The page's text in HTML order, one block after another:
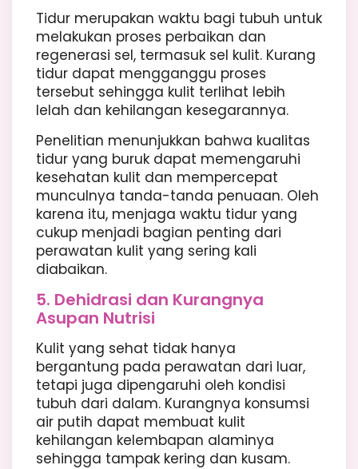
Tidur merupakan waktu bagi tubuh untuk
melakukan proses perbaikan dan
regenerasi sel, termasuk sel kulit. Kurang
tidur dapat mengganggu proses
tersebut sehingga kulit terlihat lebih
lelah dan kehilangan kesegarannya.
Penelitian menunjukkan bahwa kualitas
tidur yang buruk dapat memengaruhi
kesehatan kulit dan mempercepat
munculnya tanda-tanda penuaan. Oleh
karena itu, menjaga waktu tidur yang
cukup menjadi bagian penting dari
perawatan kulit yang sering kali
diabaikan.
5. Dehidrasi dan Kurangnya
Asupan Nutrisi
Kulit yang sehat tidak hanya
bergantung pada perawatan dari luar,
tetapi juga dipengaruhi oleh kondisi
tubuh dari dalam. Kurangnya konsumsi
air putih dapat membuat kulit
kehilangan kelembapan alaminya
sehingga tampak kering dan kusam.